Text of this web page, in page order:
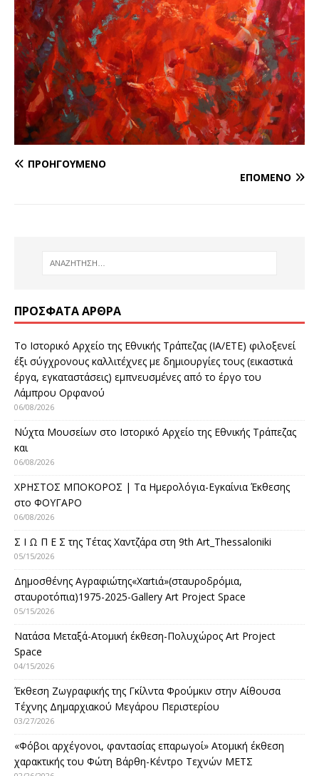
ΠΡΟΗΓΟΎΜΕΝΟ
ΕΠΌΜΕΝΟ
ΠΡΌΣΦΑΤΑ ΆΡΘΡΑ
Το Ιστορικό Αρχείο της Εθνικής Τράπεζας (ΙΑ/ΕΤΕ) φιλοξενεί
έξι σύγχρονους καλλιτέχνες με δημιουργίες τους (εικαστικά
έργα, εγκαταστάσεις) εμπνευσμένες από το έργο του
Λάμπρου Ορφανού
06/08/2026
Νύχτα Μουσείων στο Ιστορικό Αρχείο της Εθνικής Τράπεζας
και
06/08/2026
ΧΡΗΣΤΟΣ ΜΠΟΚΟΡΟΣ | Τα Ημερολόγια-Εγκαίνια Έκθεσης
στο ΦΟΥΓΑΡΟ
06/08/2026
Σ Ι Ω Π Ε Σ της Τέτας Χαντζάρα στη 9th Art_Thessaloniki
05/15/2026
Δημοσθένης Αγραφιώτης«Xαrtιά»(σταυροδρόμια,
σταυροτόπια)1975-2025-Gallery Art Project Space
05/15/2026
Νατάσα Μεταξά-Ατομική έκθεση-Πολυχώρος Art Project
Space
04/15/2026
Έκθεση Ζωγραφικής της Γκίλντα Φρούμκιν στην Αίθουσα
Τέχνης Δημαρχιακού Μεγάρου Περιστερίου
03/27/2026
«Φόβοι αρχέγονοι, φαντασίας επαρωγοί» Ατομική έκθεση
χαρακτικής του Φώτη Βάρθη-Κέντρο Τεχνών ΜΕΤΣ